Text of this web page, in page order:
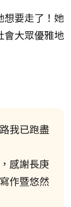
想要走了！她
會大眾優雅地
我已跑盡
感謝長庚
作暨悠然